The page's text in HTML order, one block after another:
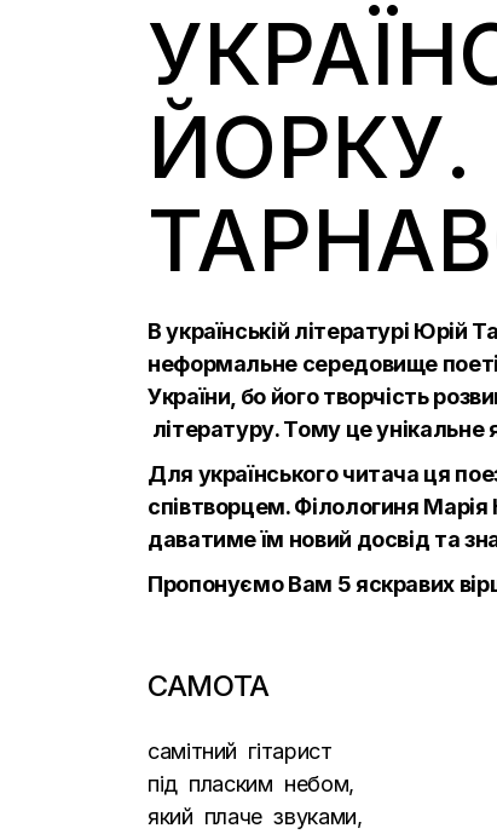
ЙОРКУ.
В українській літературі Юрій
неформальне середовище
України, бо його творчість
літературу. Тому це унікальне
Для українського читача ця
співтворцем. Філологиня
даватиме їм новий досвід та
Пропонуємо Вам 5 яскравих
САМОТА
самітний гітарист
під пласким небом,
який плаче звуками,